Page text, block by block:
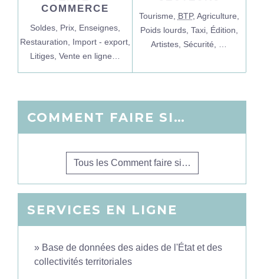
COMMERCE
Soldes, Prix, Enseignes,
Restauration, Import - export,
Litiges, Vente en ligne…
Tourisme, BTP, Agriculture,
Poids lourds, Taxi, Édition,
Artistes, Sécurité, …
COMMENT FAIRE SI…
Tous les Comment faire si…
SERVICES EN LIGNE
Base de données des aides de l'État et des
collectivités territoriales